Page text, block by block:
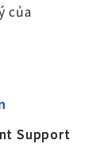
của
Support